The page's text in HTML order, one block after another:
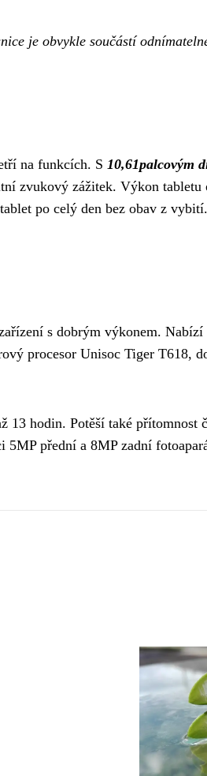
je obvykle součástí
na funkcích. S 10,61palcovým
zvukový zážitek. Výkon tabletu
po celý den bez obav z
s dobrým výkonem. Nabízí
procesor Unisoc Tiger T618,
13 hodin. Potěší také
přední a 8MP zadní